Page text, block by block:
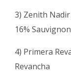
3) Zenith Nadir
16%
4) Primera
Revancha